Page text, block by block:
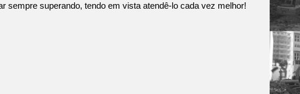
sempre superando, tendo em vista atendê-lo cada vez melhor!